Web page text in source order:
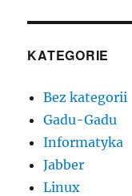
KATEGORIE
Bez kategorii
Gadu-Gadu
Informatyka
Jabber
Linux